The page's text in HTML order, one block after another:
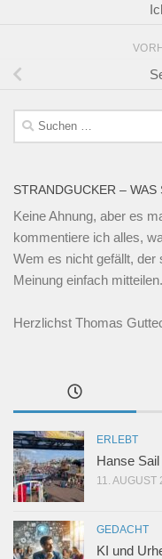
Suchen
nach:
STRANDGUCKER – WAS
Keine Ahnung, aber es
kommentiere ich alles,
Wem es nicht gefällt, der
Meinung einfach mitteilen.
Herzlichst Thomas
ERLEBT
Hanse
11. AUGUST
GEDACHT
KI und